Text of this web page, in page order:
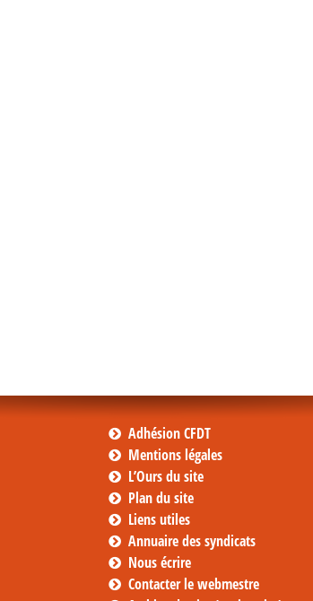
Adhésion CFDT
Mentions légales
L’Ours du site
Plan du site
Liens utiles
Annuaire des syndicats
Nous écrire
Contacter le webmestre